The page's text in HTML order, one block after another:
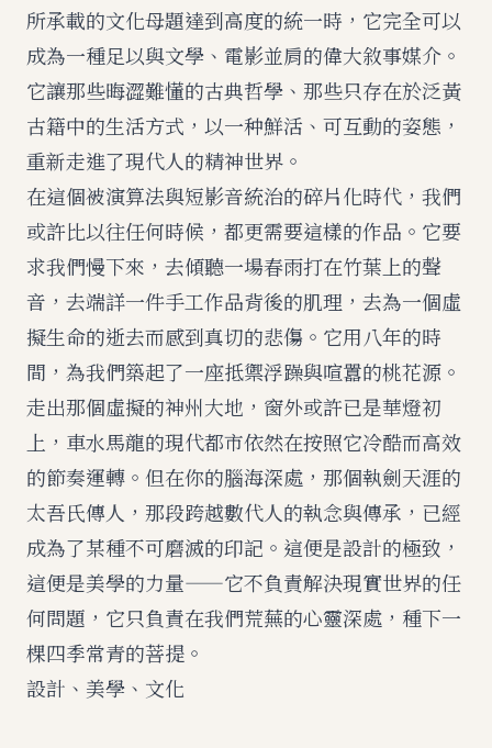
所承載的文化母題達到高度的統一時，它完全可以
成為一種足以與文學、電影並肩的偉大敘事媒介。
它讓那些晦澀難懂的古典哲學、那些只存在於泛黃
古籍中的生活方式，以一种鮮活、可互動的姿態，
重新走進了現代人的精神世界。
在這個被演算法與短影音統治的碎片化時代，我們
或許比以往任何時候，都更需要這樣的作品。它要
求我們慢下來，去傾聽一場春雨打在竹葉上的聲
音，去端詳一件手工作品背後的肌理，去為一個虛
擬生命的逝去而感到真切的悲傷。它用八年的時
間，為我們築起了一座抵禦浮躁與喧囂的桃花源。
走出那個虛擬的神州大地，窗外或許已是華燈初
上，車水馬龍的現代都市依然在按照它冷酷而高效
的節奏運轉。但在你的腦海深處，那個執劍天涯的
太吾氏傳人，那段跨越數代人的執念與傳承，已經
成為了某種不可磨滅的印記。這便是設計的極致，
這便是美學的力量——它不負責解決現實世界的任
何問題，它只負責在我們荒蕪的心靈深處，種下一
棵四季常青的菩提。
設計、美學、文化